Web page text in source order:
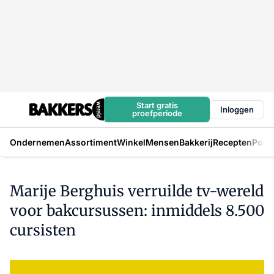
Start gratis
proefperiode
Inloggen
OndernemenAssortimentWinkelMensenBakkerijRecepten
Marije Berghuis verruilde tv-wereld
voor bakcursussen: inmiddels 8.500
cursisten